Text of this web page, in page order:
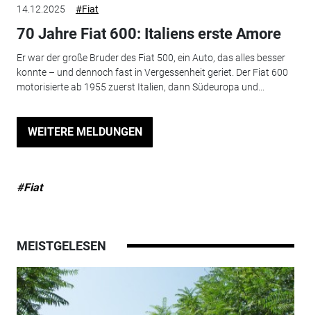
14.12.2025 #Fiat
70 Jahre Fiat 600: Italiens erste Amore
Er war der große Bruder des Fiat 500, ein Auto, das alles besser
konnte – und dennoch fast in Vergessenheit geriet. Der Fiat 600
motorisierte ab 1955 zuerst Italien, dann Südeuropa und...
WEITERE MELDUNGEN
#Fiat
MEISTGELESEN